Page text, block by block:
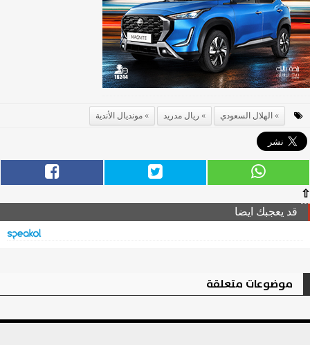
الهلال السعودي ريال مدريد مونديال الأندية
⇧
قد يعجبك ايضا
موضوعات متعلقة